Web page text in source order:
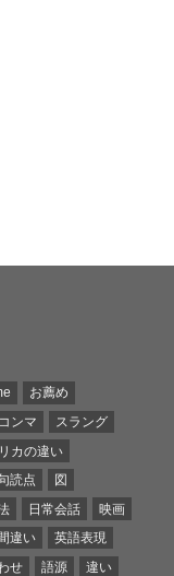
お薦め
コンマ
スラング
カの違い
読点
図
日常会話
映画
違い
英語表現
せ 語源
違い